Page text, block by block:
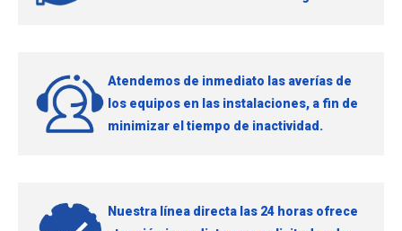
Atendemos de inmediato las averías de
los equipos en las instalaciones, a fin de
minimizar el tiempo de inactividad.
Nuestra línea directa las 24 horas ofrece